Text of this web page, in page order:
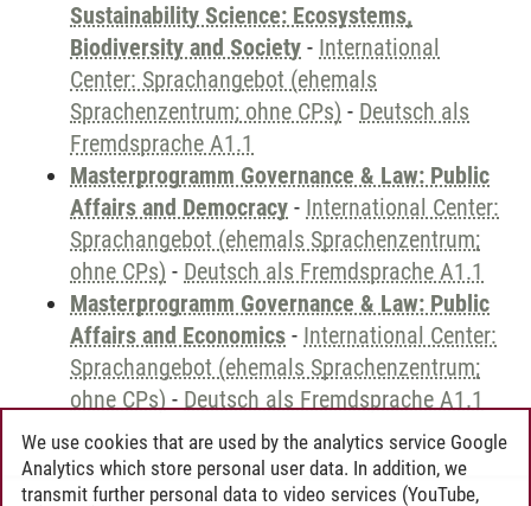
Sustainability Science: Ecosystems,
Biodiversity and Society - International
Center: Sprachangebot (ehemals
Sprachenzentrum; ohne CPs) - Deutsch als
Fremdsprache A1.1
Masterprogramm Governance & Law: Public
Affairs and Democracy - International Center:
Sprachangebot (ehemals Sprachenzentrum;
ohne CPs) - Deutsch als Fremdsprache A1.1
Masterprogramm Governance & Law: Public
Affairs and Economics - International Center:
Sprachangebot (ehemals Sprachenzentrum;
ohne CPs) - Deutsch als Fremdsprache A1.1
We use cookies that are used by the analytics service Google
Analytics which store personal user data. In addition, we
transmit further personal data to video services (YouTube,